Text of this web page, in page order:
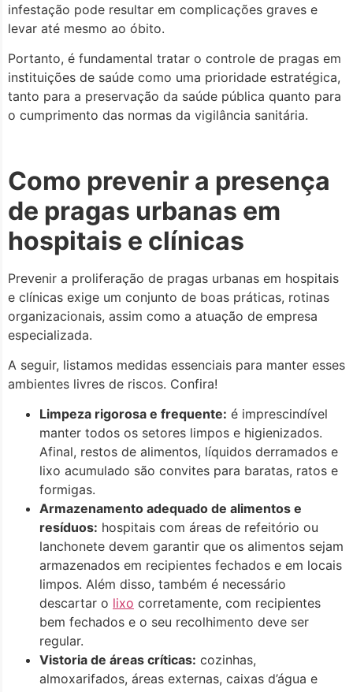
infestação pode resultar em complicações graves e
levar até mesmo ao óbito.
Portanto, é fundamental tratar o controle de pragas em
instituições de saúde como uma prioridade estratégica,
tanto para a preservação da saúde pública quanto para
o cumprimento das normas da vigilância sanitária.
Como prevenir a presença
de pragas urbanas em
hospitais e clínicas
Prevenir a proliferação de pragas urbanas em hospitais
e clínicas exige um conjunto de boas práticas, rotinas
organizacionais, assim como a atuação de empresa
especializada.
A seguir, listamos medidas essenciais para manter esses
ambientes livres de riscos. Confira!
Limpeza rigorosa e frequente: é imprescindível
manter todos os setores limpos e higienizados.
Afinal, restos de alimentos, líquidos derramados e
lixo acumulado são convites para baratas, ratos e
formigas.
Armazenamento adequado de alimentos e
resíduos: hospitais com áreas de refeitório ou
lanchonete devem garantir que os alimentos sejam
armazenados em recipientes fechados e em locais
limpos. Além disso, também é necessário
descartar o lixo corretamente, com recipientes
bem fechados e o seu recolhimento deve ser
regular.
Vistoria de áreas críticas: cozinhas,
almoxarifados, áreas externas, caixas d’água e